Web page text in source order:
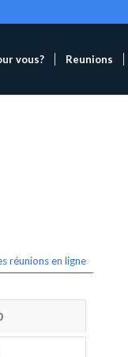
vous? Reunions
réunions en ligne